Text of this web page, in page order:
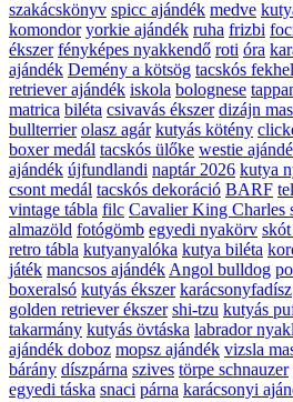
szakácskönyv spicc ajándék medve
komondor yorkie ajándék ruha frizbi
ékszer fényképes nyakkendő roti óra
ajándék Demény a kötsög tacskós
retriever ajándék iskola bolognese
matrica biléta csivavás ékszer dizájn
bullterrier olasz agár kutyás kötény
boxer medál tacskós ülőke westie
ajándék újfundlandi naptár 2026 kutya
csont medál tacskós dekoráció BARF
vintage tábla filc Cavalier King Charles
almazöld fotógömb egyedi nyakörv
retro tábla kutyanyalóka kutya biléta
játék mancsos ajándék Angol bulldog
boxeralsó kutyás ékszer karácsonyfadísz
golden retriever ékszer shi-tzu kutyás
takarmány kutyás övtáska labrador
ajándék doboz mopsz ajándék vizsla
bárány díszpárna szives törpe schnauzer
egyedi táska snaci párna karácsonyi